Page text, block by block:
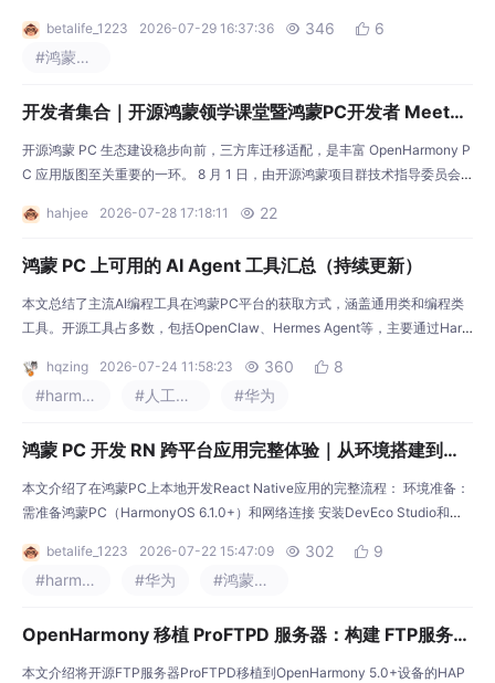
互，实现了在鸿蒙系统上的原生运行。技术架构上采用 ArkUI 框架、OpenGL
ES 渲染和 HNP 运行时支持，构建方式也调整为
betalife_1223 2026-07-29 16:37:36  346  6
#鸿蒙应用开发
开发者集合｜开源鸿蒙领学课堂暨鸿蒙PC开发者 Meetup
北京站火热报名中！
开源鸿蒙 PC 生态建设稳步向前，三方库迁移适配，是丰富 OpenHarmony P
C 应用版图至关重要的一环。 8 月 1 日，由开源鸿蒙项目群技术指导委员会
课堂暨鸿蒙PC开发者 Meetup落地北京，集结行业资深技术专家，围绕多语
hahjee 2026-07-28 17:18:11  22
鸿蒙 PC 上可用的 AI Agent 工具汇总（持续更新）
本文总结了主流AI编程工具在鸿蒙PC平台的获取方式，涵盖通用类和编程类
工具。开源工具占多数，包括OpenClaw、Hermes Agent等，主要通过Harm
容方案运行，而OpenCode目前只有第三方移植版本。闭源工具如Anthropic
的Claude Code和Tencent的CodeBuddy Code
hqzing 2026-07-24 11:58:23  360  8
#harmonyos
#人工智能 #华为
鸿蒙 PC 开发 RN 跨平台应用完整体验｜从环境搭建到应
用运行全流程实战
本文介绍了在鸿蒙PC上本地开发React Native应用的完整流程： 环境准备：
需准备鸿蒙PC（HarmonyOS 6.1.0+）和网络连接 安装DevEco Studio和配
化项目 安装鸿蒙适配依赖包 配置Metro打包工具支持鸿蒙平台 原生工程集
成： 在DevEco Studio创建原生鸿蒙工程 配置
betalife_1223 2026-07-22 15:47:09  302  9
#harmonyos
#华为 #鸿蒙应用开发
OpenHarmony 移植 ProFTPD 服务器：构建 FTP服务端
实践总结
本文介绍将开源FTP服务器ProFTPD移植到OpenHarmony 5.0+设备的HAP